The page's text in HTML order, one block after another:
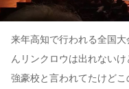
来年高知で行われる全国
んリンクロウは出れないけ
強豪校と言われてたけど